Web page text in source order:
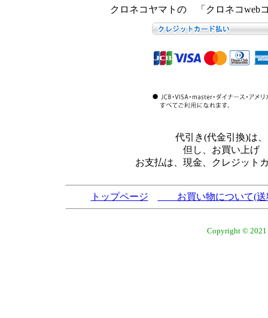
クロネコヤマトの 「クロネコweb
代引き(代金引換)は
但し、お買い上げ
お支払は、現金、クレジット
トップページ お買い物について(
Copyright © 2021